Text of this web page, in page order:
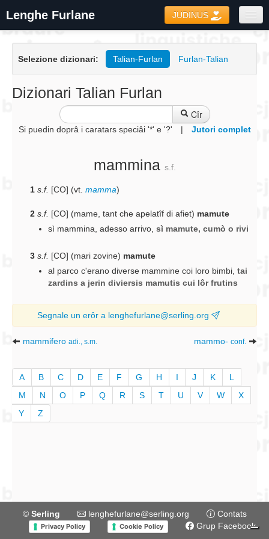
Lenghe Furlane JUDINUS
Formari
Coretôr Ortografic
Informazions
Selezione dizionari: Talian-Furlan Furlan-Talian
Dizionari Talian Furlan
Cîr
Si puedin doprâ i caratars speciâi '*' e '?' | Jutori complet
mammina s.f.
1 s.f. [CO] (vt. mamma)
2 s.f. [CO] (mame, tant che apelatîf di afiet) mamute
sì mammina, adesso arrivo sì mamute, cumò o rivi
3 s.f. [CO] (mari zovine) mamute
al parco c'erano diverse mammine coi loro bimbi tai
zardins a jerin diviersis mamutis cui lôr frutins
Segnale un erôr a lenghefurlane@serling.org
mammifero adi., s.m. mammo- conf.
A B C D E F G H I J K
L
M
N O P Q R S T U V W
X
Y
Z
© Serling lenghefurlane@serling.org Contats
Privacy Policy Cookie Policy Grup Facebook